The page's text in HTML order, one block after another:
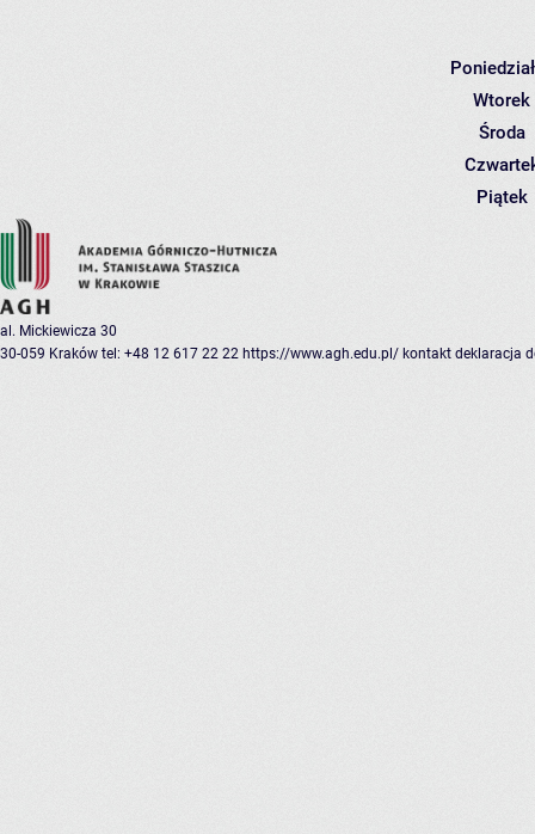
Wtorek
Środa
Piątek
al. Mickiewicza 30
30-059 Kraków tel: +48 12 617 22 22 https://www.agh.edu.pl/ kontakt deklaracja